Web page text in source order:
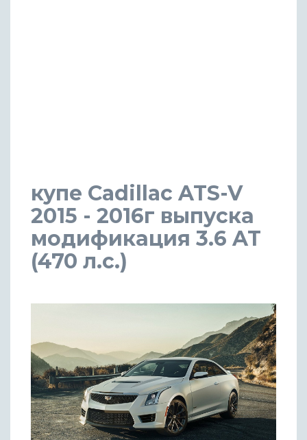
купе Cadillac ATS-V
2015 - 2016г выпуска
модификация 3.6 AT
(470 л.с.)